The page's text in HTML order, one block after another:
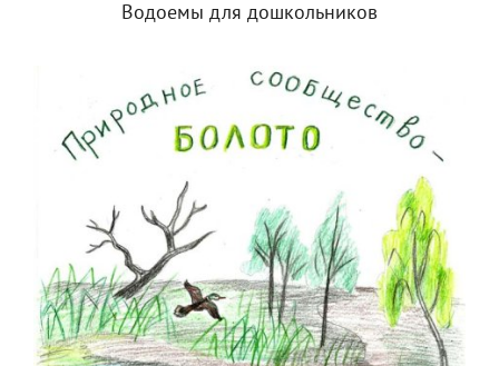
Водоемы для дошкольников